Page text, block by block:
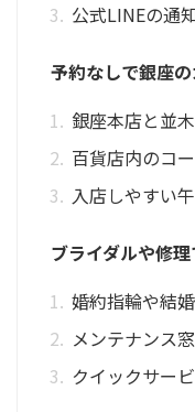
公式LINEの通
予約なしで銀座
銀座本店と並
百貨店内のコ
入店しやすい
ブライダルや修
婚約指輪や結
メンテナンス
クイックサー